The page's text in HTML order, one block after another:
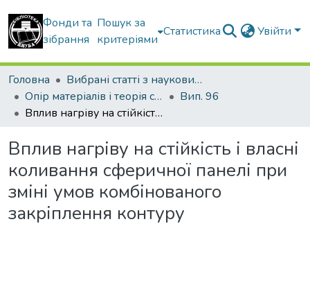
Фонди та
зібрання
Пошук за
критеріями
Статистика Увійти
Головна
Вибрані статті з наукових збірників КНУБА
Опір матеріалів і теорія споруд
Вип. 96
Вплив нагріву на стійкість і власні коливання сферичної панелі при зміні умов комбінованого закріплення контуру
Вплив нагріву на стійкість і власні
коливання сферичної панелі при
зміні умов комбінованого
закріплення контуру